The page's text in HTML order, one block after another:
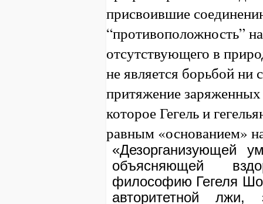
присвоившие
“противоположность”
отсутствующего в
не является борьбой ни
притяжение
которое Гегель и
равным «основанием»
«Дезорганизующей
объясняющей
философию Гегеля
авторитетной